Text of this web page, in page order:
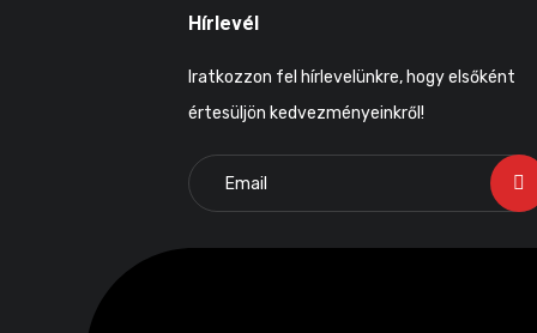
Hírlevél
Iratkozzon fel hírlevelünkre, hogy elsőként
értesüljön kedvezményeinkről!